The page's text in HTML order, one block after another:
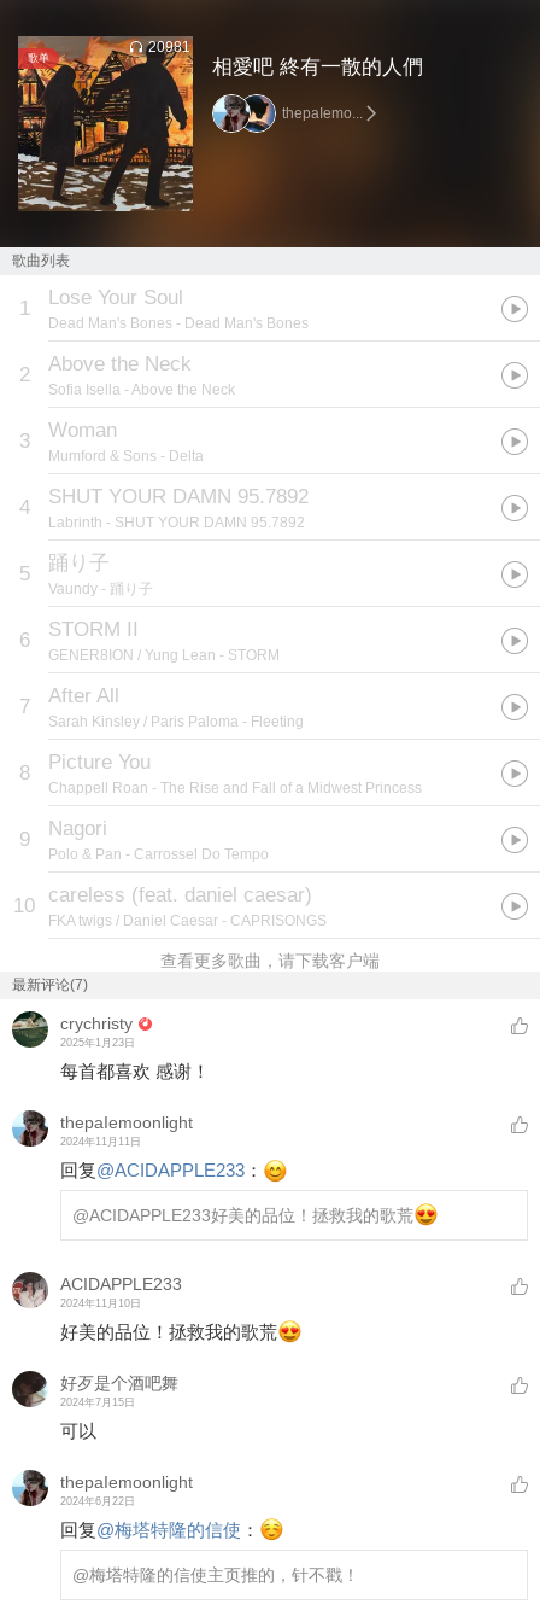
歌单
20981
相愛吧 終有一散的人們
thepaIemo...
歌曲列表
1 Lose Your Soul
Dead Man's Bones - Dead Man's Bones
2 Above the Neck
Sofia Isella - Above the Neck
3 Woman
Mumford & Sons - Delta
4 SHUT YOUR DAMN 95.7892
Labrinth - SHUT YOUR DAMN 95.7892
5 踊り子
Vaundy - 踊り子
6 STORM II
GENER8ION / Yung Lean - STORM
7 After All
Sarah Kinsley / Paris Paloma - Fleeting
8 Picture You
Chappell Roan - The Rise and Fall of a Midwest Princess
9 Nagori
Polo & Pan - Carrossel Do Tempo
10 careless (feat. daniel caesar)
FKA twigs / Daniel Caesar - CAPRISONGS
查看更多歌曲，请下载客户端
最新评论(7)
crychristy
2025年1月23日
每首都喜欢 感谢！
thepaIemoonlight
2024年11月11日
回复@ACIDAPPLE233 ：
@ACIDAPPLE233好美的品位！拯救我的歌荒
ACIDAPPLE233
2024年11月10日
好美的品位！拯救我的歌荒
好歹是个酒吧舞
2024年7月15日
可以
thepaIemoonlight
2024年6月22日
回复@梅塔特隆的信使 ：
@梅塔特隆的信使主页推的，针不戳！